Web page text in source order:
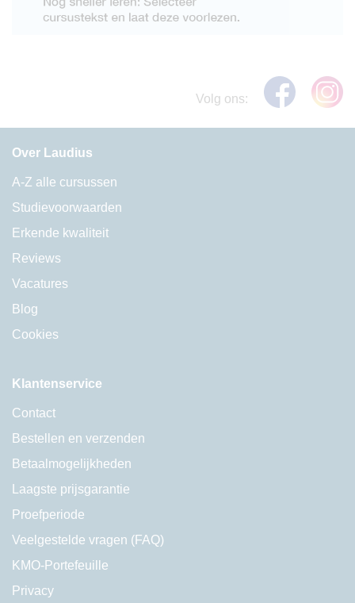
Volg ons:
Over Laudius
A-Z alle cursussen
Studievoorwaarden
Erkende kwaliteit
Reviews
Vacatures
Blog
Cookies
Klantenservice
Contact
Bestellen en verzenden
Betaalmogelijkheden
Laagste prijsgarantie
Proefperiode
Veelgestelde vragen (FAQ)
KMO-Portefeuille
Privacy